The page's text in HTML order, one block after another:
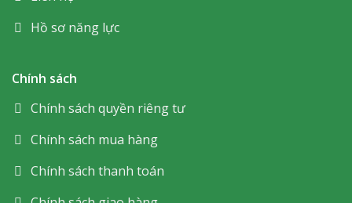
Hồ sơ năng lực
Chính sách
Chính sách quyền riêng tư
Chính sách mua hàng
Chính sách thanh toán